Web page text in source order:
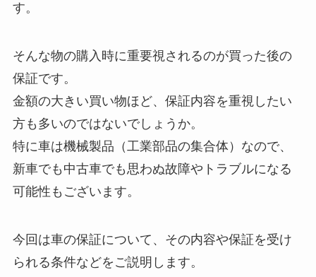
す。
そんな物の購入時に重要視されるのが買った後の
保証です。
金額の大きい買い物ほど、保証内容を重視したい
方も多いのではないでしょうか。
特に車は機械製品（工業部品の集合体）なので、
新車でも中古車でも思わぬ故障やトラブルになる
可能性もございます。
今回は車の保証について、その内容や保証を受け
られる条件などをご説明します。